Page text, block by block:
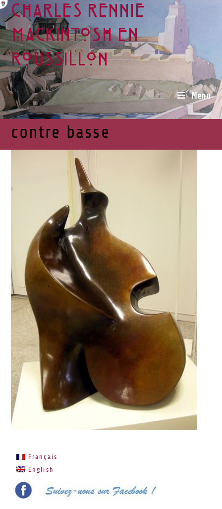
Charles Rennie
Mackintosh en
Roussillon
Menu
contre basse
Français
English